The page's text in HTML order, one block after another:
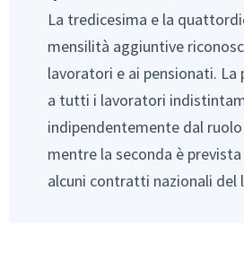
La tredicesima e la
mensilità aggiuntive
lavoratori e ai pensionati. La
a tutti i lavoratori
indipendentemente dal
mentre la seconda è
alcuni contratti nazionali del